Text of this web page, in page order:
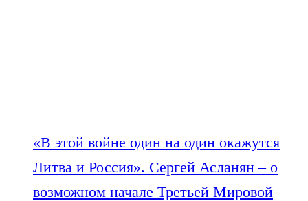
«В этой войне один на один окажутся
Литва и Россия». Сергей Асланян – о
возможном начале Третьей Мировой